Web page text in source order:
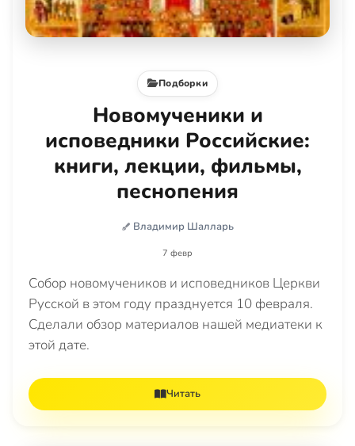
Подборки
Новомученики и
исповедники Российские:
книги, лекции, фильмы,
песнопения
Владимир Шалларь
7 февр
Собор новомучеников и исповедников Церкви
Русской в этом году празднуется 10 февраля.
Сделали обзор материалов нашей медиатеки к
этой дате.
Читать